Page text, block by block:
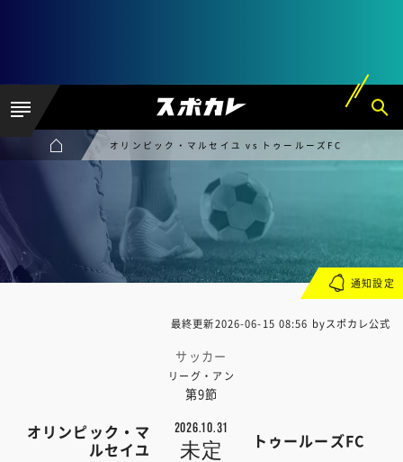
オリンピック・マルセイユ vs トゥールーズFC
最終更新2026-06-15 08:56 byスポカレ公式
サッカー
リーグ・アン
第9節
オリンピック・マ
ルセイユ
2026.10.31
未定 トゥールーズFC
通知設定